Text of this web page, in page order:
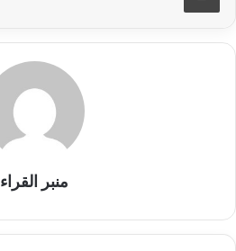
منبر القراء